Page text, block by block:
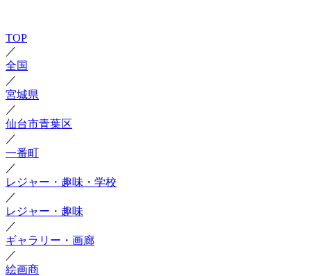
TOP
／
全国
／
宮城県
／
仙台市青葉区
／
一番町
／
レジャー・趣味・学校
／
レジャー・趣味
／
ギャラリー・画廊
／
絵画商